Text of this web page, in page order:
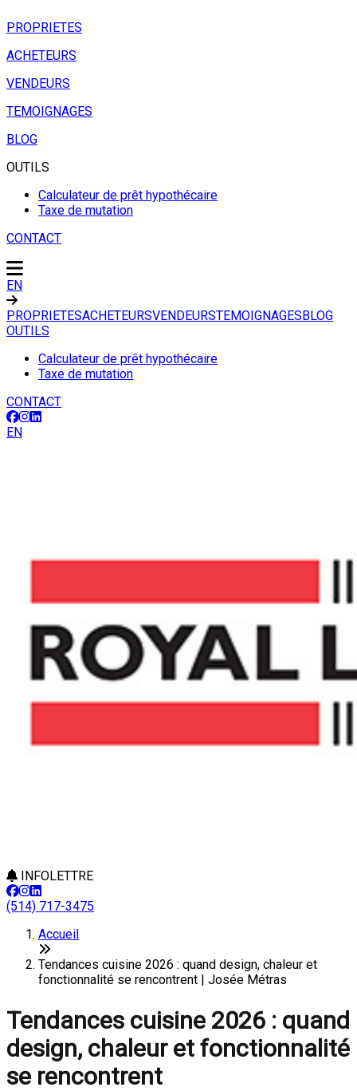
PROPRIETES
ACHETEURS
VENDEURS
TEMOIGNAGES
BLOG
OUTILS
Calculateur de prêt hypothécaire
Taxe de mutation
CONTACT
EN
PROPRIETESACHETEURSVENDEURSTEMOIGNAGESBLOG
OUTILS
Calculateur de prêt hypothécaire
Taxe de mutation
CONTACT
EN
INFOLETTRE
(514) 717-3475
Accueil
Tendances cuisine 2026 : quand design, chaleur et
fonctionnalité se rencontrent | Josée Métras
Tendances cuisine 2026 : quand
design, chaleur et fonctionnalité
se rencontrent